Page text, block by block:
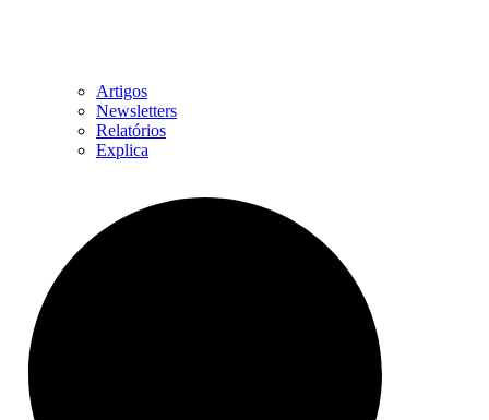
Artigos
Newsletters
Relatórios
Explica